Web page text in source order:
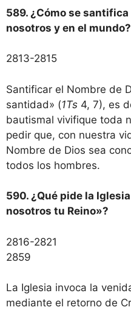
589. ¿Cómo se
nosotros y en el mundo?
2813-2815
Santificar el Nombre de
santidad» (1Ts 4, 7), es
bautismal vivifique toda
pedir que, con nuestra
Nombre de Dios sea
todos los hombres.
590. ¿Qué pide la
nosotros tu Reino»?
2816-2821
2859
La Iglesia invoca la
mediante el retorno de